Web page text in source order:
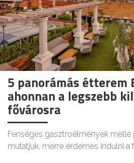
5 panorámás étterem
ahonnan a legszebb
fővárosra
Fenséges gasztroélmények mellé
mutatjuk, merre érdemes indulni a